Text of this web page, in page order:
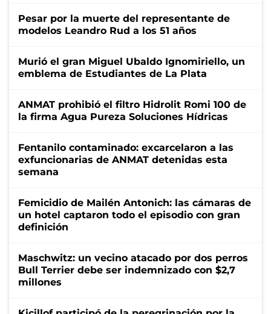
Pesar por la muerte del representante de
modelos Leandro Rud a los 51 años
Murió el gran Miguel Ubaldo Ignomiriello, un
emblema de Estudiantes de La Plata
ANMAT prohibió el filtro Hidrolit Romi 100 de
la firma Agua Pureza Soluciones Hídricas
Fentanilo contaminado: excarcelaron a las
exfuncionarias de ANMAT detenidas esta
semana
Femicidio de Mailén Antonich: las cámaras de
un hotel captaron todo el episodio con gran
definición
Maschwitz: un vecino atacado por dos perros
Bull Terrier debe ser indemnizado con $2,7
millones